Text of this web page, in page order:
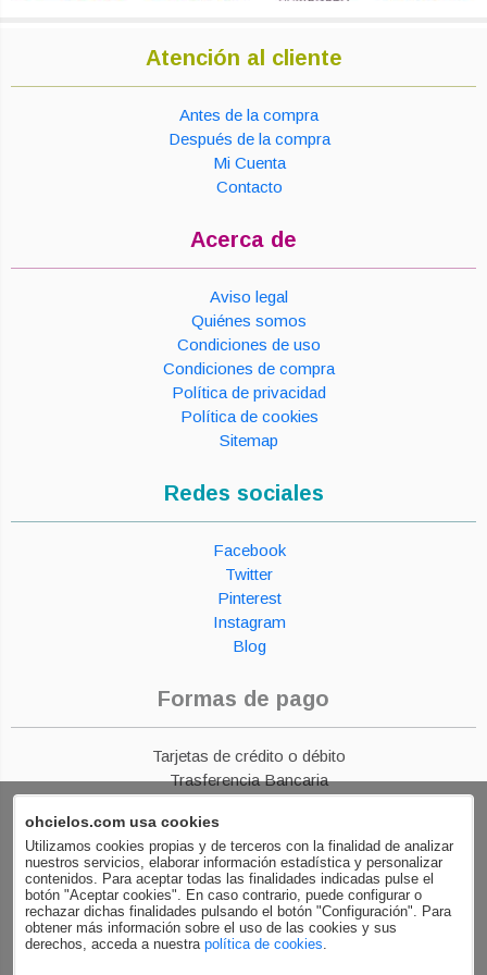
ohcielos.com usa cookies
Utilizamos cookies propias y de terceros con la finalidad de analizar
nuestros servicios, elaborar información estadística y personalizar
contenidos. Para aceptar todas las finalidades indicadas pulse el
botón "Aceptar cookies". En caso contrario, puede configurar o
rechazar dichas finalidades pulsando el botón "Configuración". Para
obtener más información sobre el uso de las cookies y sus
derechos, acceda a nuestra política de cookies.
Atención al cliente
Antes de la compra
Después de la compra
Mi Cuenta
Contacto
Acerca de
Aviso legal
Quiénes somos
Condiciones de uso
Condiciones de compra
Política de privacidad
Política de cookies
Sitemap
Redes sociales
Facebook
Twitter
Pinterest
Instagram
Blog
Formas de pago
Tarjetas de crédito o débito
Trasferencia Bancaria
Financiación